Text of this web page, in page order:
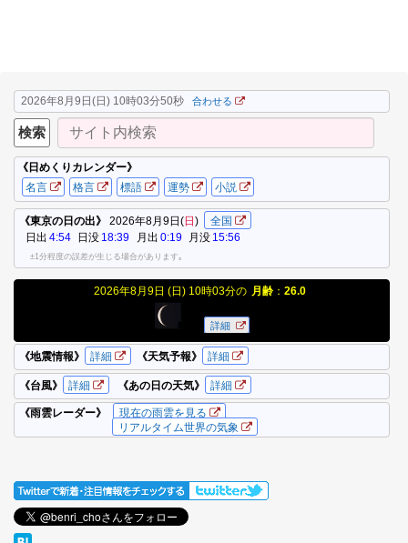
2026年8月9日(日) 10時03分50秒 合わせる